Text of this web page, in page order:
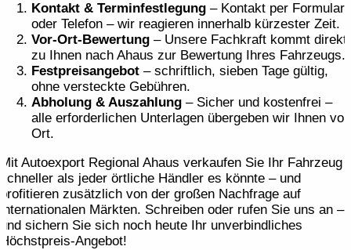
Kontakt & Terminfestlegung – Kontakt per Formular
oder Telefon – wir reagieren innerhalb kürzester Zeit.
Vor-Ort-Bewertung – Unsere Fachkraft kommt direkt
zu Ihnen nach Ahaus zur Bewertung Ihres Fahrzeugs.
Festpreis­angebot – schriftlich, sieben Tage gültig,
ohne versteckte Gebühren.
Abholung & Auszahlung – Sicher und kostenfrei –
alle erforderlichen Unterlagen übergeben wir Ihnen vor
Ort.
Mit Autoexport Regional Ahaus verkaufen Sie Ihr Fahrzeug
schneller als jeder örtliche Händler es könnte – und
profitieren zusätzlich von der großen Nachfrage auf
internationalen Märkten. Schreiben oder rufen Sie uns an –
und sichern Sie sich noch heute Ihr unverbindliches
Höchstpreis-Angebot!